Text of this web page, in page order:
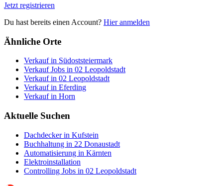
Jetzt registrieren
Du hast bereits einen Account? Hier anmelden
Ähnliche Orte
Verkauf in Südoststeiermark
Verkauf Jobs in 02 Leopoldstadt
Verkauf in 02 Leopoldstadt
Verkauf in Eferding
Verkauf in Horn
Aktuelle Suchen
Dachdecker in Kufstein
Buchhaltung in 22 Donaustadt
Automatisierung in Kärnten
Elektroinstallation
Controlling Jobs in 02 Leopoldstadt